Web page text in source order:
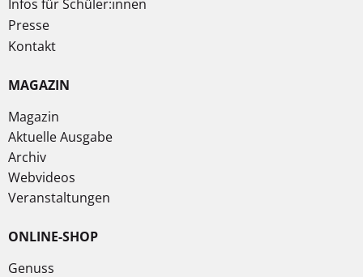
Infos für Schüler:innen
Presse
Kontakt
MAGAZIN
Magazin
Aktuelle Ausgabe
Archiv
Webvideos
Veranstaltungen
ONLINE-SHOP
Genuss